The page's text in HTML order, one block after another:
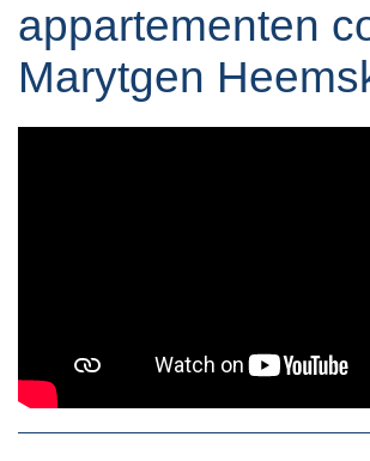
appartementen
Marytgen